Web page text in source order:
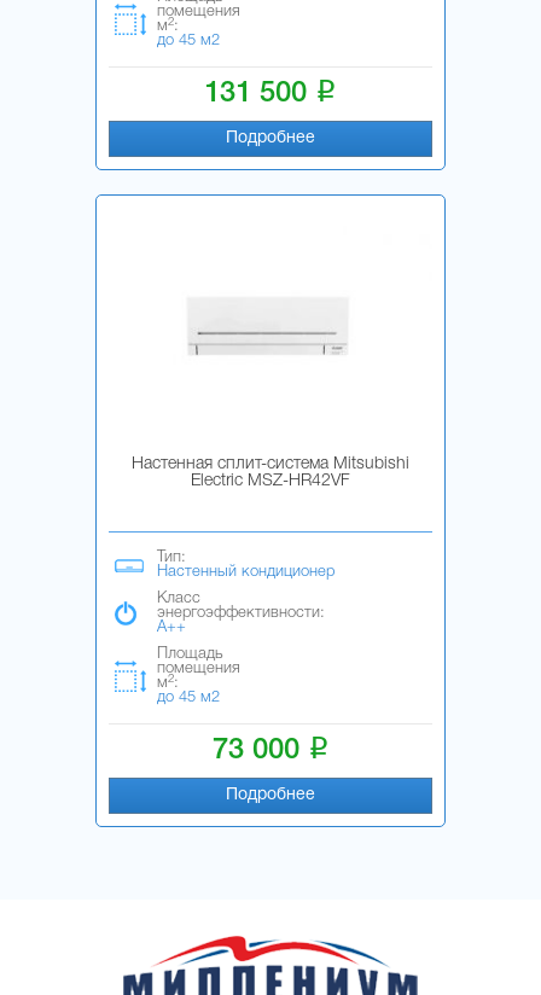
помещения
м 2:
до 45 м2
131 500 i
Подробнее
Настенная сплит-система Mitsubishi
Electric MSZ-HR42VF
Тип:
Настенный кондиционер
Класс
энергоэффективности:
A++
Площадь
помещения
м 2:
до 45 м2
73 000 i
Подробнее